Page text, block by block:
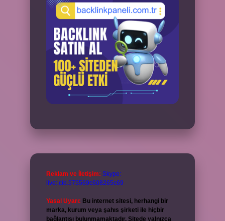
Reklam ve İletişim: Skype:
live:.cid.575569c608265c69
Yasal Uyarı: Bu internet sitesi, herhangi bir
marka, kurum veya şahıs şirketi ile hiçbir
bağlantısı bulunmamaktadır. Sitede yalnızca